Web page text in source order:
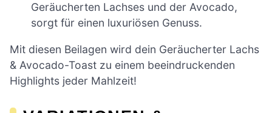
Geräucherten Lachses und der Avocado,
sorgt für einen luxuriösen Genuss.
Mit diesen Beilagen wird dein Geräucherter Lachs
& Avocado-Toast zu einem beeindruckenden
Highlights jeder Mahlzeit!